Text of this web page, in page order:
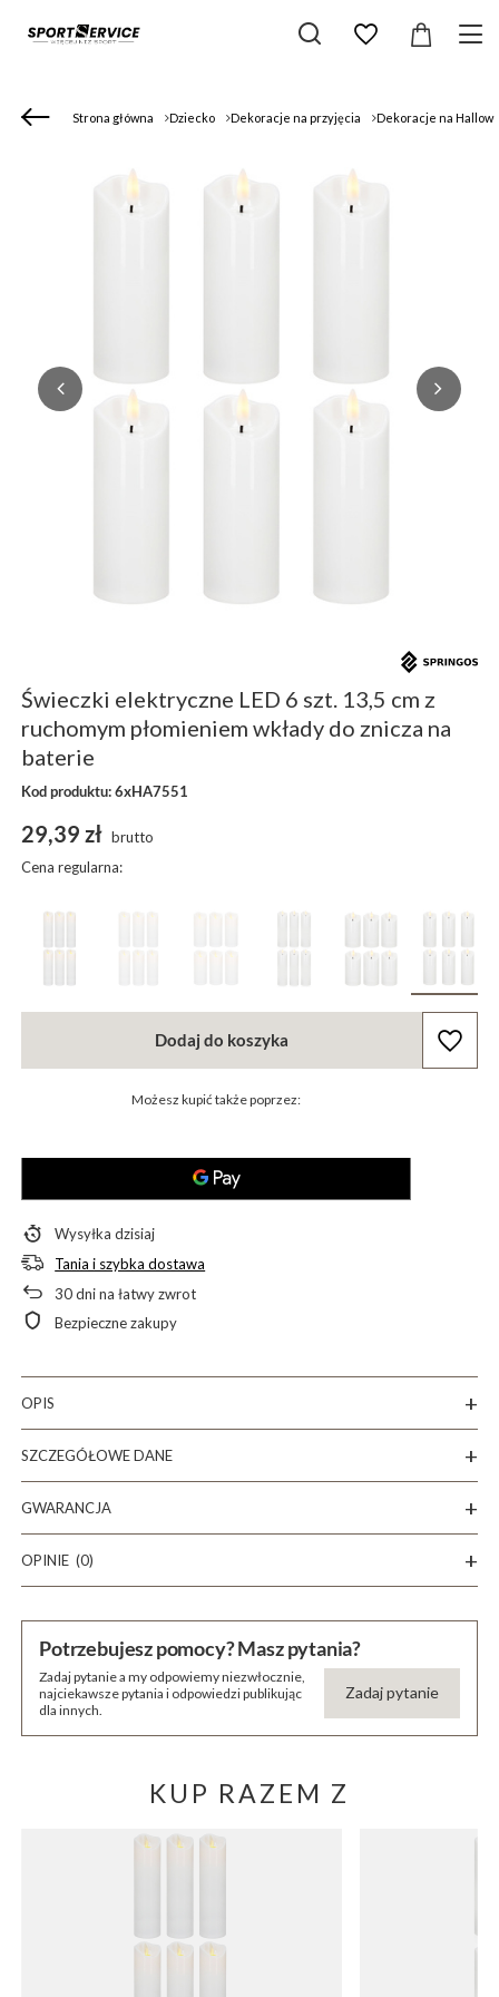
Strona główna Dziecko Dekoracje na przyjęcia Dekoracje na
Świeczki elektryczne LED 6 szt. 13,5 cm z
ruchomym płomieniem wkłady do znicza na
baterie
Kod produktu: 6xHA7551
29,39 zł brutto
Cena regularna:
Dodaj do koszyka
Możesz kupić także poprzez:
Wysyłkadzisiaj
Tania i szybka dostawa
30dni na łatwy zwrot
Bezpieczne zakupy
OPIS
SZCZEGÓŁOWE DANE
GWARANCJA
OPINIE (0)
Potrzebujesz pomocy? Masz pytania?
Zadaj pytanie a my odpowiemy niezwłocznie,
najciekawsze pytania i odpowiedzi publikując
dla innych.
Zadaj pytanie
KUP RAZEM Z